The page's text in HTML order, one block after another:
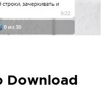
Download